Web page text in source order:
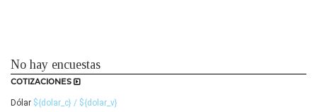
No hay encuestas
COTIZACIONES
Dólar ${dolar_c} / ${dolar_v}